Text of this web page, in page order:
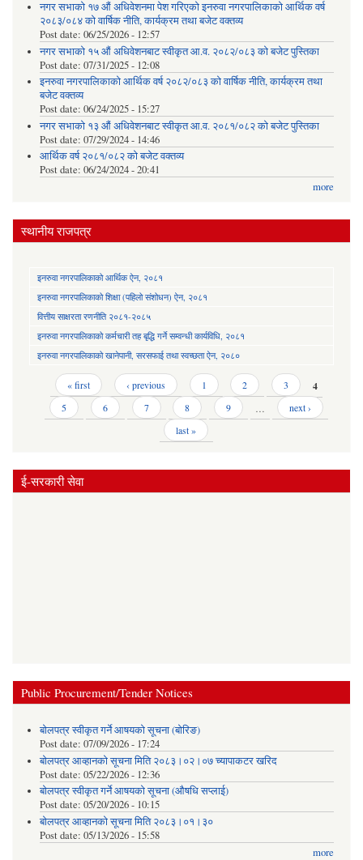
नगर सभाको १७ औं अधिवेशनमा पेश गरिएको इनरुवा नगरपालिकाको आर्थिक वर्ष
२०८३/०८४ को वार्षिक नीति, कार्यक्रम तथा बजेट वक्तव्य
Post date: 06/25/2026 - 12:57
नगर सभाको १५ औं अधिवेशनबाट स्वीकृत आ.व. २०८२/०८३ को बजेट पुस्तिका
Post date: 07/31/2025 - 12:08
इनरुवा नगरपालिकाको आर्थिक वर्ष २०८२/०८३ को वार्षिक नीति, कार्यक्रम तथा
बजेट वक्तव्य
Post date: 06/24/2025 - 15:27
नगर सभाको १३ औं अधिवेशनबाट स्वीकृत आ.व. २०८१/०८२ को बजेट पुस्तिका
Post date: 07/29/2024 - 14:46
आर्थिक वर्ष २०८१/०८२ को बजेट वक्तव्य
Post date: 06/24/2024 - 20:41
more
स्थानीय राजपत्र
इनरुवा नगरपालिकाको आर्थिक ऐन, २०८१
इनरुवा नगरपालिकाको शिक्षा (पहिलो संशोधन) ऐन, २०८१
वित्तीय साक्षरता रणनीति २०८१-२०८५
इनरुवा नगरपालिकाको कर्मचारी तह बृद्धि गर्ने सम्वन्धी कार्यविधि, २०८१
इनरुवा नगरपालिकाको खानेपानी, सरसफाई तथा स्वच्छता ऐन, २०८०
Pages « first ‹ previous 1 2 3 4
5 6 7 8 9 …
next ›
last »
ई-सरकारी सेवा
Public Procurement/Tender Notices
बोलपत्र स्वीकृत गर्ने आषयको सूचना (बोरिङ)
Post date: 07/09/2026 - 17:24
बोलपत्र आव्हानको सूचना मिति २०८३।०२।०७ च्यापाकटर खरिद
Post date: 05/22/2026 - 12:36
बोलपत्र स्वीकृत गर्ने आषयको सूचना (औषधि सप्लाई)
Post date: 05/20/2026 - 10:15
बोलपत्र आव्हानको सूचना मिति २०८३।०१।३०
Post date: 05/13/2026 - 15:58
more